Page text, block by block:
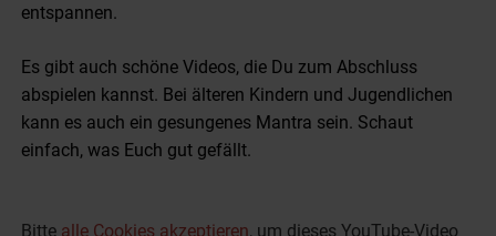
entspannen.
Es gibt auch schöne Videos, die Du zum Abschluss
abspielen kannst. Bei älteren Kindern und Jugendlichen
kann es auch ein gesungenes Mantra sein. Schaut
einfach, was Euch gut gefällt.
Bitte alle Cookies akzeptieren, um dieses YouTube-Video